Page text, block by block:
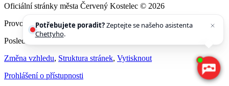
Oficiální stránky města Červený Kostelec © 2026
ProvozovatelGalileo Corporation s.r.o.
Poslední aktualizace: 6. 8. 2026
Změna vzhledu, Struktura stránek, Vytisknout
Prohlášení o přístupnosti
Potřebujete poradit?Zeptejte se našeho asistenta
Chettyho.